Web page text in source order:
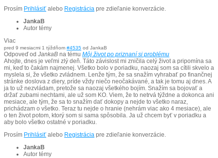
Prosím Prihlásiť alebo Registrácia pre zdieľanie konverzácie.
JankaB
Autor témy
Viac
pred 9 mesiacmi 1 týždňom #4535 od JankaB
Odpoveď od JankaB na tému Môj život po priznaní si problému
Ahojte, dnes je veľmi zlý deň. Táto závislost mi zničila celý život a pripomína sa
mi, keď to čakám najmenej. Všetko bolo v poriadku, naozaj som sa cítili skvelo a
myslela si, že všetko zvládnem. Lenže tým, že sa snažím vyhrabať po finančnej
stránke doslova z diery, príde vždy niečo neočakávané, a tak je tomu aj dnes. A
ja to už nezvládam, pretože sa naozaj všetkého bojím. Snažím sa bojovať a
držať zubami nechtami, ale už som KO. Viem, že to netrvá týždne a dokonca ani
mesiace, ale tým, že sa to snažím dať dokopy a nejde to všetko naraz,
prichádzam o všetko. Teraz tu nejde o hranie (nehrám viac ako 4 mesiace), ale
o ten život potom, ktorý som si sama spôsobila. Ja už chcem byť v poriadku a
aby bolo všetko ostatné v poriadku.
Prosím Prihlásiť alebo Registrácia pre zdieľanie konverzácie.
JankaB
Autor témy